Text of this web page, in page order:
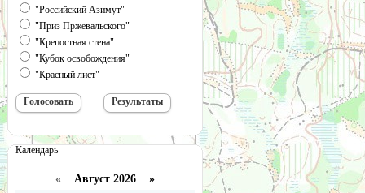
"Российский Азимут"
"Приз Пржевальского"
"Крепостная стена"
"Кубок освобождения"
"Красный лист"
Календарь
« Август 2026 »